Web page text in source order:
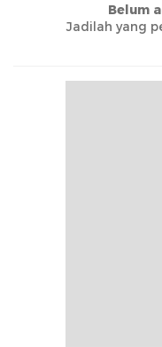
Belum
Jadilah yang